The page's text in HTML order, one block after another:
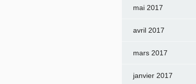
mai 2017
avril 2017
mars 2017
janvier 2017